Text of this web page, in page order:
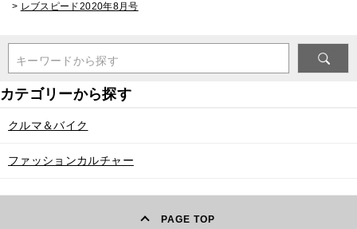
> レブスピード2020年8月号
キーワードから探す
クルマ＆バイク
ファッションカルチャー
PAGE TOP